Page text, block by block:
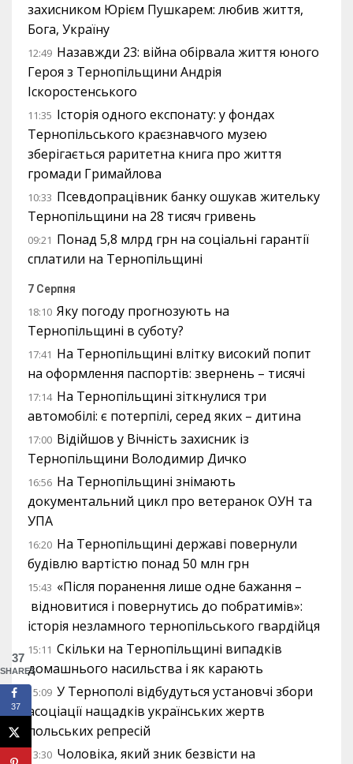
захисником Юрієм Пушкарем: любив життя,
Бога, Україну
12:49 Назавжди 23: війна обірвала життя юного
Героя з Тернопільщини Андрія
Іскоростенського
11:35 Історія одного експонату: у фондах
Тернопільського краєзнавчого музею
зберігається раритетна книга про життя
громади Гримайлова
10:33 Псевдопрацівник банку ошукав жительку
Тернопільщини на 28 тисяч гривень
09:21 Понад 5,8 млрд грн на соціальні гарантії
сплатили на Тернопільщині
7 Серпня
18:10 Яку погоду прогнозують на
Тернопільщині в суботу?
17:41 На Тернопільщині влітку високий попит
на оформлення паспортів: звернень – тисячі
17:14 На Тернопільщині зіткнулися три
автомобілі: є потерпілі, серед яких – дитина
17:00 Відійшов у Вічність захисник із
Тернопільщини Володимир Дичко
16:56 На Тернопільщині знімають
документальний цикл про ветеранок ОУН та
УПА
16:20 На Тернопільщині державі повернули
будівлю вартістю понад 50 млн грн
15:43 «Після поранення лише одне бажання –
відновитися і повернутись до побратимів»:
історія незламного тернопільського гвардійця
15:11 Скільки на Тернопільщині випадків
домашнього насильства і як карають
15:09 У Тернополі відбудуться установчі збори
асоціації нащадків українських жертв
польських репресій
13:30 Чоловіка, який зник безвісти на
37
SHARES
37